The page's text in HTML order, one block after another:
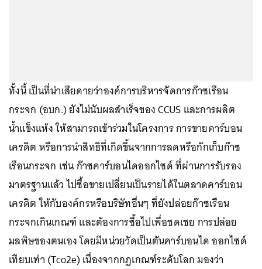
ทั้งนี้ เป็นที่น่าเสียดายว่าองค์การบริหารจัดการก๊าซเรือน
กระจก (อบก.) ยังไม่นับผลสำเร็จของ CCUS และการผลิต
น้ำแข็งแห้ง ให้สามารถเข้าร่วมในโครงการ การขายคาร์บอน
เครดิต หรือการนำสิทธิที่เกิดขึ้นจากการลดหรือกักเก็บก๊าซ
เรือนกระจก เช่น ก๊าซคาร์บอนไดออกไซด์ ที่ผ่านการรับรอง
มาตรฐานแล้ว ไปซื้อขายเปลี่ยนเป็นรายได้ในตลาดคาร์บอน
เครดิต ให้กับองค์กรหรือบริษัทอื่นๆ ที่ยังปล่อยก๊าซเรือน
กระจกเกินเกณฑ์ และต้องการซื้อไปเพื่อชดเชย การปล่อย
มลพิษของตนเอง โดยมีหน่วยวัดเป็นตันคาร์บอนได ออกไซด์
เทียบเท่า (Tco2e) เนื่องจากกฎเกณฑ์ระดับโลก มองว่า